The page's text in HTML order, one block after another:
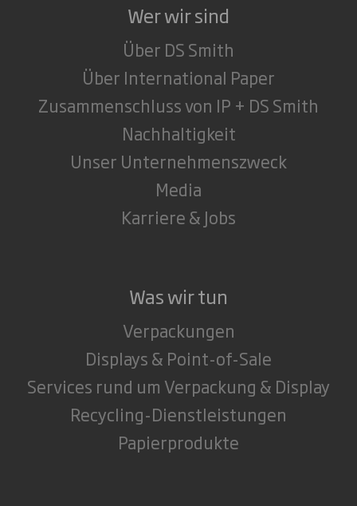
Wer wir sind
Über DS Smith
Über International Paper
Zusammenschluss von IP + DS Smith
Nachhaltigkeit
Unser Unternehmenszweck
Media
Karriere & Jobs
Was wir tun
Verpackungen
Displays & Point-of-Sale
Services rund um Verpackung & Display
Recycling-Dienstleistungen
Papierprodukte